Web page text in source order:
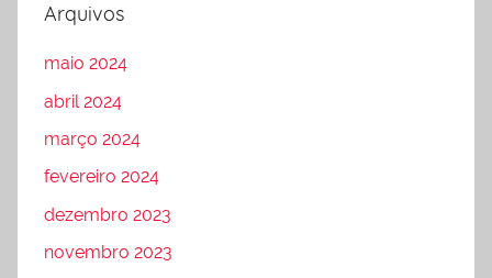
Arquivos
maio 2024
abril 2024
março 2024
fevereiro 2024
dezembro 2023
novembro 2023